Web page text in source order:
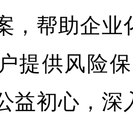
，帮助企业
提供风险
益初心，深